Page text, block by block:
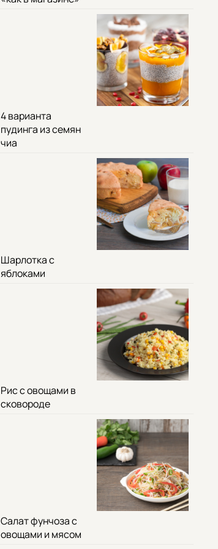
4 варианта
пудинга из семян
чиа
Шарлотка с
яблоками
Рис с овощами в
сковороде
Салат фунчоза с
овощами и мясом